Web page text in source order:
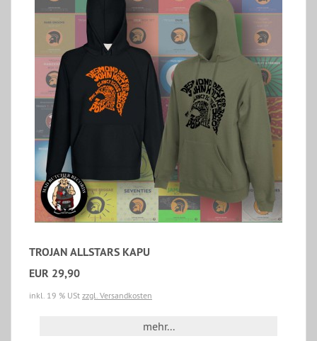
TROJAN ALLSTARS KAPU
EUR 29,90
inkl. 19 % USt zzgl. Versandkosten
mehr...